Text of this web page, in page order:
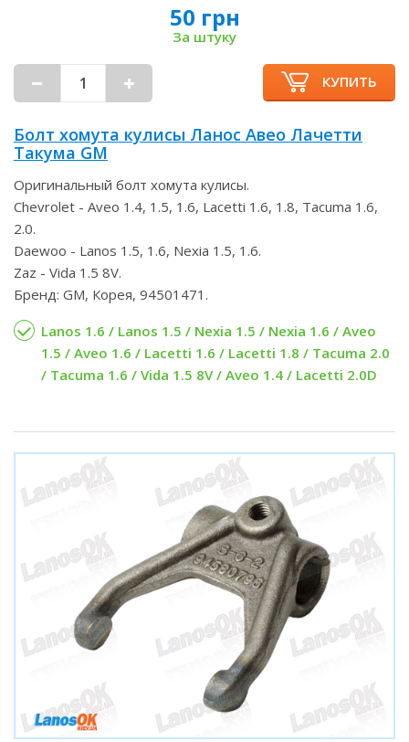
50 грн
За штуку
КУПИТЬ
Болт хомута кулисы Ланос Авео Лачетти
Такума GM
Оригинальный болт хомута кулисы.
Chevrolet - Aveo 1.4, 1.5, 1.6, Lacetti 1.6, 1.8, Tacuma 1.6,
2.0.
Daewoo - Lanos 1.5, 1.6, Nexia 1.5, 1.6.
Zaz - Vida 1.5 8V.
Бренд: GM, Корея, 94501471.
Lanos 1.6 / Lanos 1.5 / Nexia 1.5 / Nexia 1.6 / Aveo
1.5 / Aveo 1.6 / Lacetti 1.6 / Lacetti 1.8 / Tacuma 2.0
/ Tacuma 1.6 / Vida 1.5 8V / Aveo 1.4 / Lacetti 2.0D